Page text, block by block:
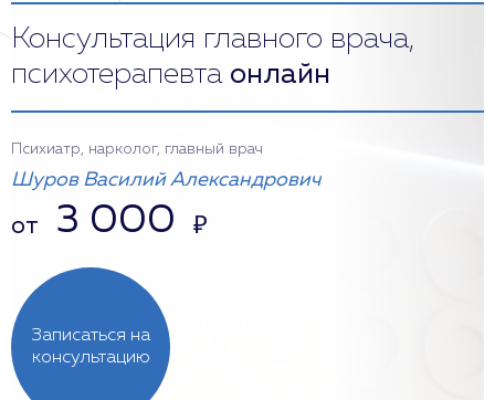
Консультация главного врача,
психотерапевта онлайн
Записаться на
консультацию
Психиатр, нарколог, главный врач
Шуров Василий Александрович
от 3 000 ₽